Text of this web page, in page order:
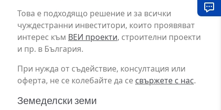
Това е подходящо решение и за всички
чуждестранни инвеститори, които проявяват
интерес към ВЕИ проекти, строителни проекти
и пр. в България.
При нужда от съдействие, консултация или
оферта, не се колебайте да се свържете с нас.
Земеделски земи